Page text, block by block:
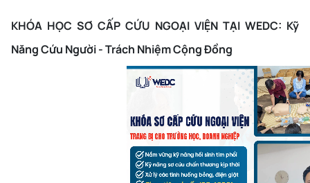
KHÓA HỌC SƠ CẤP CỨU NGOẠI VIỆN TẠI WEDC: Kỹ
Năng Cứu Người - Trách Nhiệm Cộng Đồng